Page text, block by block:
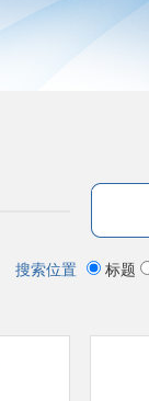
搜索位置 标题